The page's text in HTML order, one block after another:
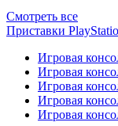
Смотреть все
Приставки
Игровая
Игровая
Игровая
Игровая
Игровая